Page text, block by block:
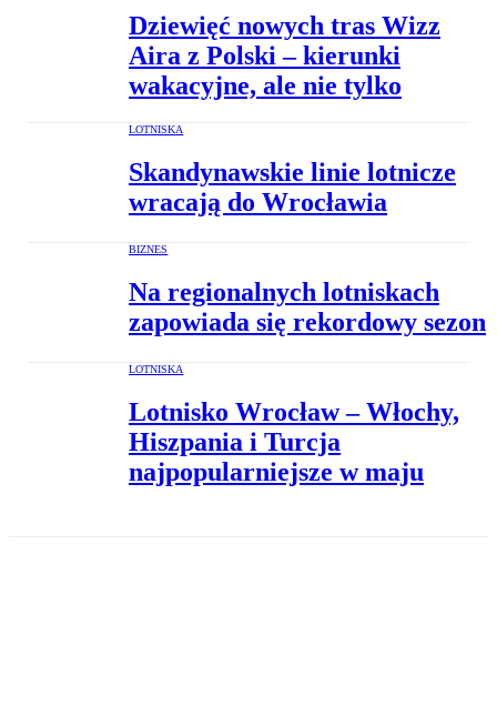
Dziewięć nowych tras Wizz
Aira z Polski – kierunki
wakacyjne, ale nie tylko
LOTNISKA
Skandynawskie linie lotnicze
wracają do Wrocławia
BIZNES
Na regionalnych lotniskach
zapowiada się rekordowy sezon
LOTNISKA
Lotnisko Wrocław – Włochy,
Hiszpania i Turcja
najpopularniejsze w maju